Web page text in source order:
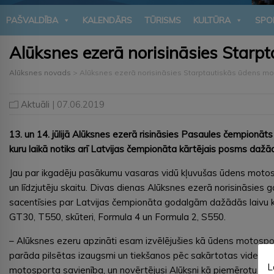
PAŠVALDĪBA KALENDĀRS TŪRISMS KULTŪRA
Alūksnes ezerā norisināsies
Alūksnes novads > Alūksnes ezerā norisināsies Starptautiskās ūdens
Aktuāli | 07.06.2019
13. un 14. jūlijā Alūksnes ezerā risināsies Pasaules
kuru laikā notiks arī Latvijas čempionāta kārtējais posms
Jau par ikgadēju pasākumu vasaras vidū kļuvušas ūdens
un līdzjutēju skaitu. Divas dienas Alūksnes ezerā norisināsies
sacentīsies par Latvijas čempionāta godalgām dažādās laivu
GT30, T550, skūteri, Formula 4 un Formula 2, S550.
– Alūksnes ezeru apzināti esam izvēlējušies kā ūdens
parāda pilsētas izaugsmi un tiekšanos pēc sakārtotas vides.
motosporta savienība, un novērtējusi Alūksni kā piemērotu